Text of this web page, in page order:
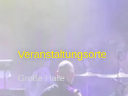
Veranstaltungsorte
Große Halle